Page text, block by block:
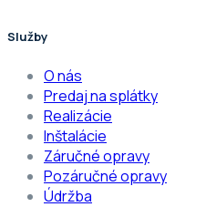
Služby
O nás
Predaj na splátky
Realizácie
Inštalácie
Záručné opravy
Pozáručné opravy
Údržba